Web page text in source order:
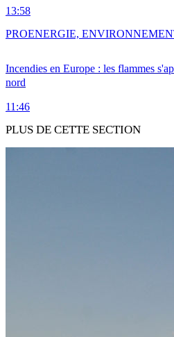
13:58
Incendies en Europe : les flammes
nord
11:46
PROENERGIE,
PLUS DE CETTE SECTION